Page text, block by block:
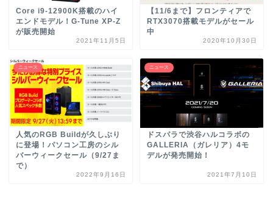
Core i9-12900K搭載のハイ
エンドモデル！G-Tune XP-Z
が販売開始
2021年11月5日
【11/6まで】フロンティアで
RTX3070搭載モデルがセール
中
2020年10月30日
ニュース
人気のRGB Buildが久しぶり
に登場！パソコン工房のシル
バーウィークセール（9/27ま
で）
2022年9月16日
ニュース
ドスパラで渋谷ハルコラボの
GALLERIA（ガレリア）4モ
デルが発売開始！
2021年7月10日